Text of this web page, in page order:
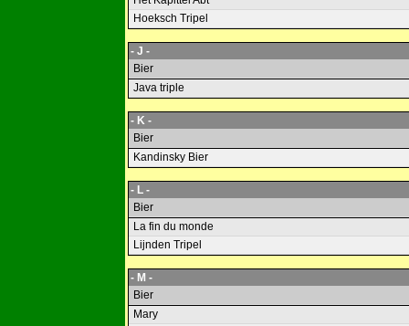
Hoeksch Tripel
- J -
Bier
Java triple
- K -
Bier
Kandinsky Bier
- L -
Bier
La fin du monde
Lijnden Tripel
- M -
Bier
Mary